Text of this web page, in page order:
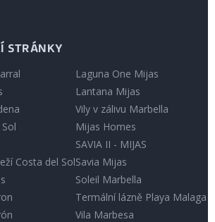
STRÁNKY
Costa del Sol
Laguna One Mijas
Lantana Mijas
Vily v zálivu Marbella
Mijas Homes
SAVIA II - MIJAS
Savia Mijas
Soleil Marbella
Termální lázně Playa Malaga
Vila Marbesa